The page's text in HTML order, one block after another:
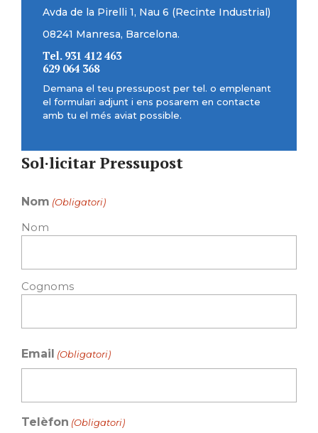
Avda de la Pirelli 1, Nau 6 (Recinte Industrial)
08241 Manresa, Barcelona.
Tel. 931 412 463
629 064 368
Demana el teu pressupost per tel. o emplenant
el formulari adjunt i ens posarem en contacte
amb tu el més aviat possible.
Sol·licitar Pressupost
Nom (Obligatori)
Nom
Cognoms
Email (Obligatori)
Telèfon (Obligatori)